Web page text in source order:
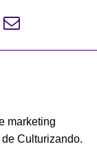

marketing
Culturizando.